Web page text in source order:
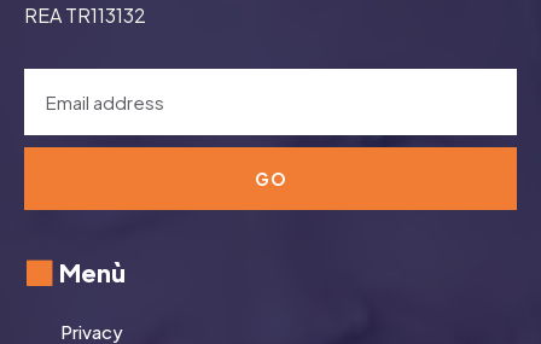
REA TR113132
GO
Menù
Privacy